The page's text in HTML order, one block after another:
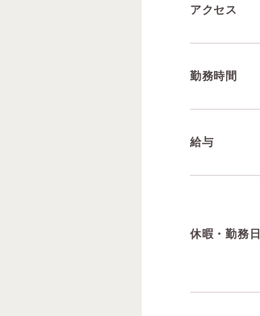
アクセス
勤務時間
給与
休暇・勤務日